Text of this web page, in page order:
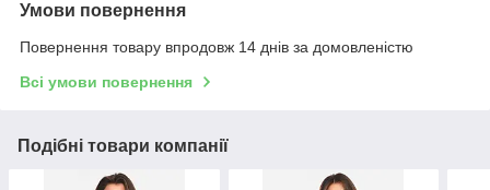
Умови повернення
Повернення товару впродовж 14 днів за домовленістю
Всі умови повернення
Подібні товари компанії